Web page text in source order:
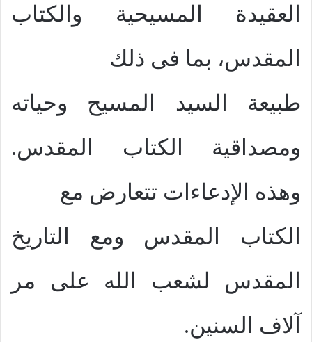
العقيدة المسيحية والكتاب
المقدس، بما فى ذلك
طبيعة السيد المسيح وحياته
ومصداقية الكتاب المقدس.
وهذه الإدعاءات تتعارض مع
الكتاب المقدس ومع التاريخ
المقدس لشعب الله على مر
آلاف السنين.